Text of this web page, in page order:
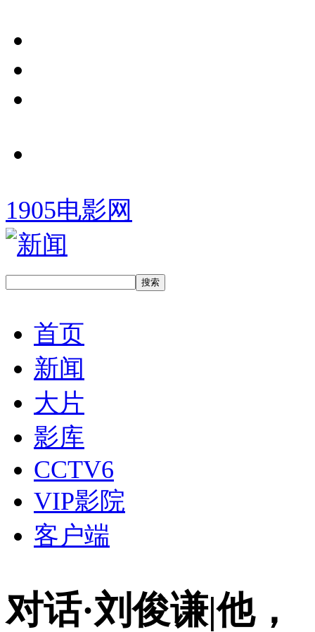
1905电影网
首页
新闻
大片
影库
CCTV6
VIP影院
客户端
对话·刘俊谦|他，